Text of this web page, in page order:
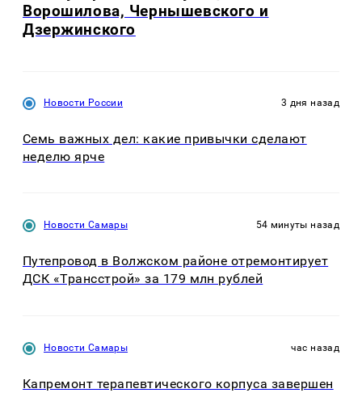
Ворошилова, Чернышевского и
Дзержинского
Новости России 3 дня назад
Семь важных дел: какие привычки сделают
неделю ярче
Новости Самары 54 минуты назад
Путепровод в Волжском районе отремонтирует
ДСК «Трансстрой» за 179 млн рублей
Новости Самары час назад
Капремонт терапевтического корпуса завершен